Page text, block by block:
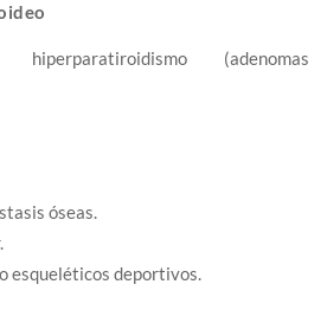
(adenomas
óseas.
esqueléticos deportivos.